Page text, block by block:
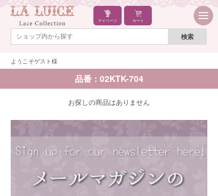
マイページ カート
ようこそゲスト様
品番：02KTK-704
お探しの商品はありません